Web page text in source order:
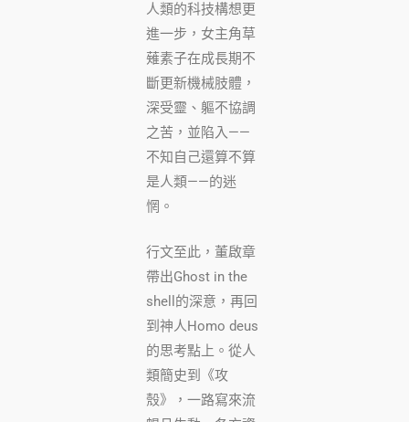
人類的科技構想更
進一步，女主角草
薙素子在成長期不
斷更新機械肢體，
深受靈、軀不協調
之苦，並陷入——
不知自己還算不算
是人類——的迷
惘。
行文至此，董啟章
帶出Ghost in the
shell的深意，再回
到神人Homo deus
的思考點上。從人
類簡史到《攻
殼》，一路寫來流